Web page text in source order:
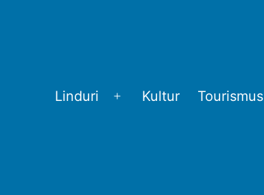
Linduri
Menü
Kultur Tourismus